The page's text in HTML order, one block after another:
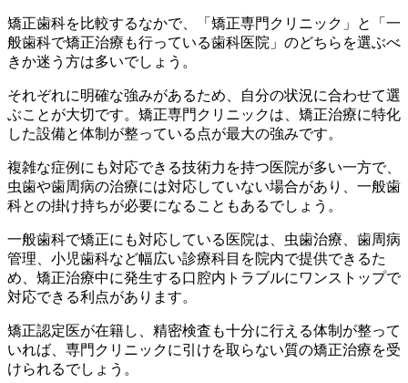
矯正歯科を比較するなかで、「矯正専門クリニック」と「一
般歯科で矯正治療も行っている歯科医院」のどちらを選ぶべ
きか迷う方は多いでしょう。
それぞれに明確な強みがあるため、自分の状況に合わせて選
ぶことが大切です。矯正専門クリニックは、矯正治療に特化
した設備と体制が整っている点が最大の強みです。
複雑な症例にも対応できる技術力を持つ医院が多い一方で、
虫歯や歯周病の治療には対応していない場合があり、一般歯
科との掛け持ちが必要になることもあるでしょう。
一般歯科で矯正にも対応している医院は、虫歯治療、歯周病
管理、小児歯科など幅広い診療科目を院内で提供できるた
め、矯正治療中に発生する口腔内トラブルにワンストップで
対応できる利点があります。
矯正認定医が在籍し、精密検査も十分に行える体制が整って
いれば、専門クリニックに引けを取らない質の矯正治療を受
けられるでしょう。